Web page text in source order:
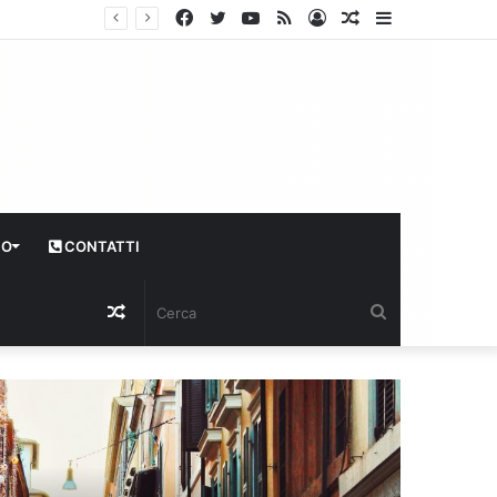
Articolo
Log
RSS
YouTube
Twitter
Facebook
CONTATTI
Articolo
casuale